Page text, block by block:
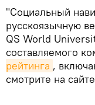
"Социальный
русскоязычную
QS World
составляемого
рейтинга ,
смотрите на